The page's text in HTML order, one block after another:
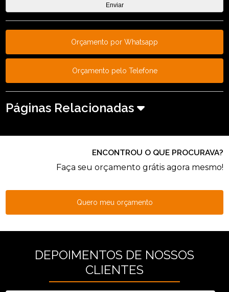
Orçamento por Whatsapp
Orçamento pelo Telefone
Páginas Relacionadas
ENCONTROU O QUE PROCURAVA?
Faça seu orçamento grátis agora mesmo!
Quero meu orçamento
DEPOIMENTOS DE NOSSOS
CLIENTES